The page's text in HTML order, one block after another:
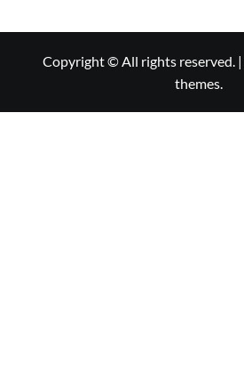
Copyright © All rights reserved. |
themes.